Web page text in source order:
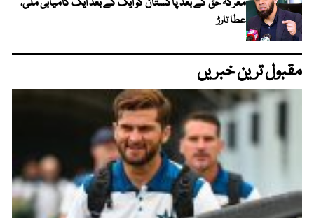
معرکہ حق کے بعد پاکستان کو ایک کے بعد ایک کامیابی ملی،
عطا تارڑ
مقبول ترین خبریں